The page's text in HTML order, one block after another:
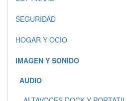
SEGURIDAD
HOGAR Y OCIO
IMAGEN Y SONIDO
AUDIO